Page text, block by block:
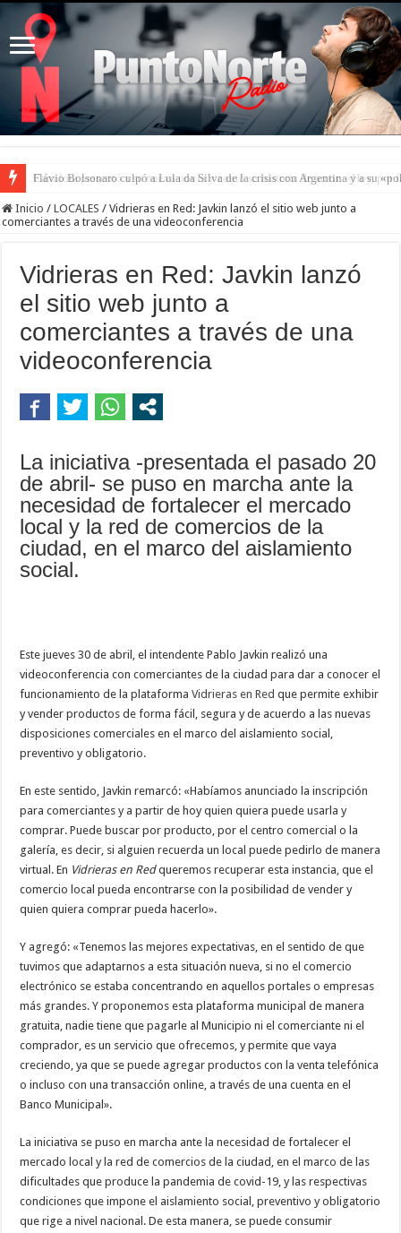
Camilota presentó a su nueva novia y contó su historia de amor: «Hoy, por
Inicio / LOCALES / Vidrieras en Red: Javkin lanzó el sitio web junto a
comerciantes a través de una videoconferencia
Vidrieras en Red: Javkin lanzó
el sitio web junto a
comerciantes a través de una
videoconferencia
La iniciativa -presentada el pasado 20
de abril- se puso en marcha ante la
necesidad de fortalecer el mercado
local y la red de comercios de la
ciudad, en el marco del aislamiento
social.
Este jueves 30 de abril, el intendente Pablo Javkin realizó una
videoconferencia con comerciantes de la ciudad para dar a conocer el
funcionamiento de la plataformaVidrieras en Red que permite exhibir
y vender productos de forma fácil, segura y de acuerdo a las nuevas
disposiciones comerciales en el marco del aislamiento social,
preventivo y obligatorio.
En este sentido, Javkin remarcó: «Habíamos anunciado la inscripción
para comerciantes y a partir de hoy quien quiera puede usarla y
comprar. Puede buscar por producto, por el centro comercial o la
galería, es decir, si alguien recuerda un local puede pedirlo de manera
virtual. En Vidrieras en Redqueremos recuperar esta instancia, que el
comercio local pueda encontrarse con la posibilidad de vender y
quien quiera comprar pueda hacerlo».
Y agregó: «Tenemos las mejores expectativas, en el sentido de que
tuvimos que adaptarnos a esta situación nueva, si no el comercio
electrónico se estaba concentrando en aquellos portales o empresas
más grandes. Y proponemos esta plataforma municipal de manera
gratuita, nadie tiene que pagarle al Municipio ni el comerciante ni el
comprador, es un servicio que ofrecemos, y permite que vaya
creciendo, ya que se puede agregar productos con la venta telefónica
o incluso con una transacción online, a través de una cuenta en el
Banco Municipal».
La iniciativa se puso en marcha ante la necesidad de fortalecer el
mercado local y la red de comercios de la ciudad, en el marco de las
dificultades que produce la pandemia de covid-19, y las respectivas
condiciones que impone el aislamiento social, preventivo y obligatorio
que rige a nivel nacional. De esta manera, se puede consumir